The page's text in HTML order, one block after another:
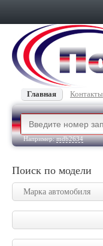
Главная Контакты
Например:mdb2634
Поиск по модели
Марка автомобиля